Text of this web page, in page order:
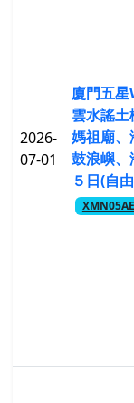
2026-
07-01
廈門五星
雲水謠土
媽祖廟、
鼓浪嶼、
５日(自